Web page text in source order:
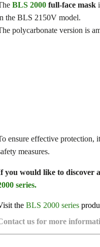
BLS 2000 full-face mask
the BLS 2150V model.
polycarbonate version is
ensure effective protection,
measures.
you would like to discover
series.
the BLS 2000 series
us for more